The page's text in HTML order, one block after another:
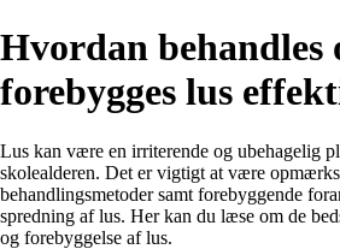
Hvordan behandles
forebygges lus
Lus kan være en irriterende og ubehagelig
skolealderen. Det er vigtigt at være
behandlingsmetoder samt forebyggende
spredning af lus. Her kan du læse om de
og forebyggelse af lus.